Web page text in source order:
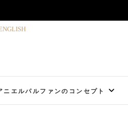
ニエルパルファンのコンセプト